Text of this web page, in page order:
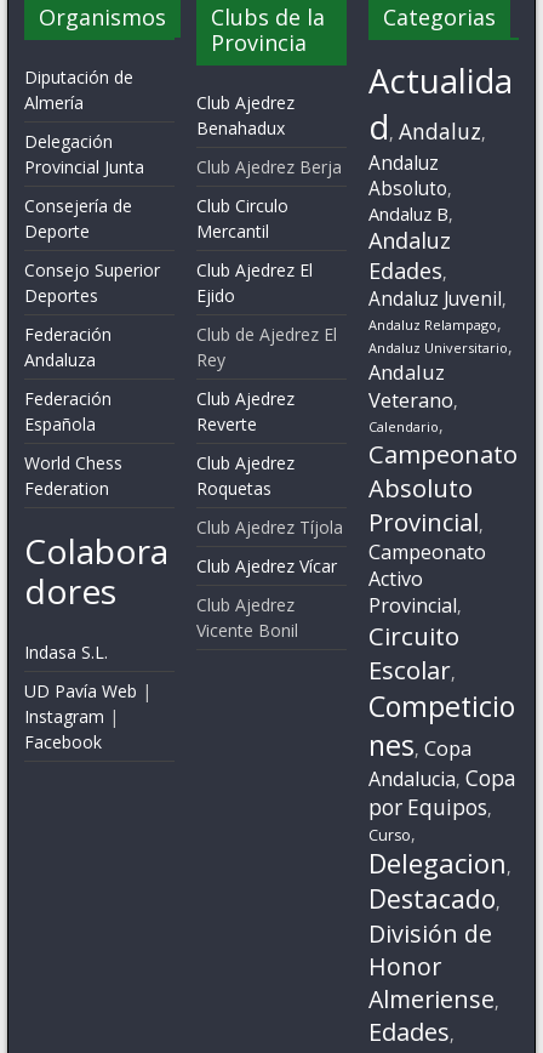
Organismos
Diputación de
Almería
Delegación
Provincial Junta
Consejería de
Deporte
Consejo Superior
Deportes
Federación
Andaluza
Federación
Española
World Chess
Federation
Colabora
dores
Indasa S.L.
UD Pavía Web |
Instagram |
Facebook
Clubs de la
Provincia
Club Ajedrez
Benahadux
Club Ajedrez Berja
Club Circulo
Mercantil
Club Ajedrez El
Ejido
Club de Ajedrez El
Rey
Club Ajedrez
Reverte
Club Ajedrez
Roquetas
Club Ajedrez Tíjola
Club Ajedrez Vícar
Club Ajedrez
Vicente Bonil
Categorias
Actualida
d,Andaluz,
Andaluz
Absoluto,
Andaluz B,
Andaluz
Edades,
Andaluz Juvenil,
Andaluz Relampago,
Andaluz Universitario,
Andaluz
Veterano,
Calendario,
Campeonato
Absoluto
Provincial,
Campeonato
Activo
Provincial,
Circuito
Escolar,
Competicio
nes,Copa
Andalucia,Copa
por Equipos,
Curso,
Delegacion,
Destacado,
División de
Honor
Almeriense,
Edades,